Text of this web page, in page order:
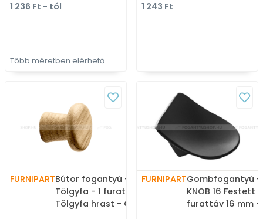
színes fém
1 236 Ft - tól
Több méretben elérhető
1 243 Ft
FURNIPARTBútor fogantyú - CLASSIS
Tölgyfa - 1 furatos -
Tölgyfa hrast - Gumi - Fa
FURNIPARTGombfogantyú -
KNOB 16 Festett -
furattáv 16 mm